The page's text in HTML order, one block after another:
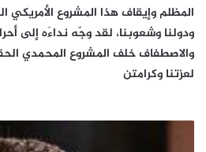
المظلم وإيقاف هذا المشروع
ودولنا وشعوبنا، لقد وجّه نداءَه إلى
والاصطفاف خلف المشروع المحمدي
لعزتنا وكرامتن